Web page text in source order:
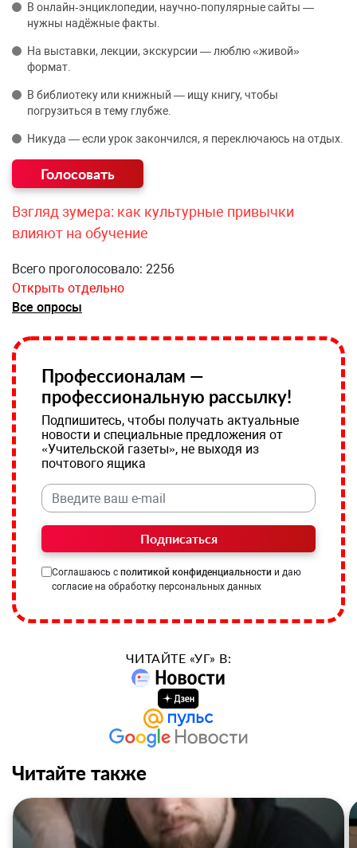
В онлайн‑энциклопедии, научно‑популярные сайты —
нужны надёжные факты.
На выставки, лекции, экскурсии — люблю «живой»
формат.
В библиотеку или книжный — ищу книгу, чтобы
погрузиться в тему глубже.
Никуда — если урок закончился, я переключаюсь на отдых.
Взгляд зумера: как культурные привычки
влияют на обучение
Всего проголосовало: 2256
Открыть отдельно
Все опросы
Профессионалам —
профессиональную рассылку!
Подпишитесь, чтобы получать актуальные
новости и специальные предложения от
«Учительской газеты», не выходя из
почтового ящика
Подписаться
Соглашаюсь с политикой конфиденциальности и даю
согласие на обработку персональных данных
ЧИТАЙТЕ «УГ» В:
Читайте также